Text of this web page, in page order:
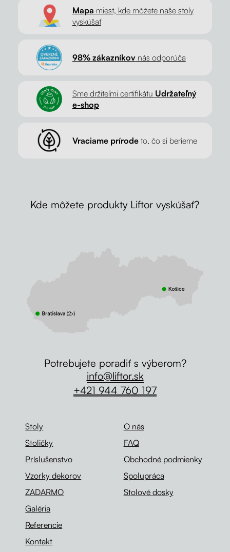
Mapa miest, kde môžete naše stoly
vyskúšať
98% zákazníkovnás odporúča
Sme držiteľmi certifikátu Udržateľný
e-shop
Vraciame prírodeto, čo si berieme
Kde môžete produkty Liftor vyskúšať?
Stoly
Stoličky
Príslušenstvo
Vzorky dekorov
ZADARMO
Galéria
Referencie
Kontakt
O nás
FAQ
Obchodné podmienky
Spolupráca
Stolové dosky
Potrebujete poradiť s výberom?
info@liftor.sk
+421 944 760 197